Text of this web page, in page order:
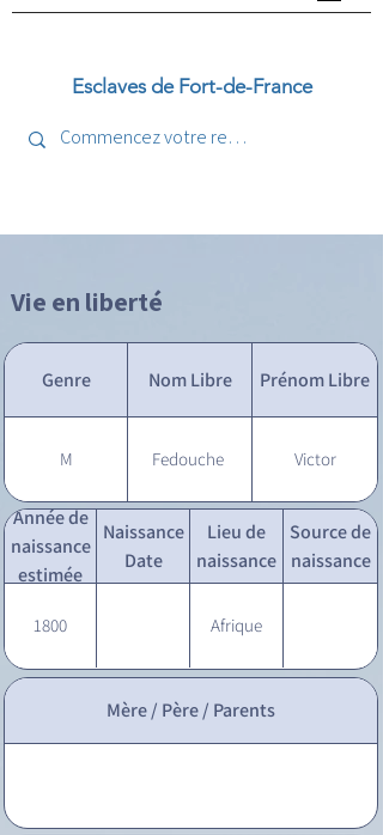
Esclaves de Fort-de-France
Vie en liberté
Genre Nom Libre Prénom Libre
M Fedouche Victor
Année de
naissance
estimée
Naissance
Date
Lieu de
naissance
Source de
naissance
1800 Afrique
Mère / Père / Parents